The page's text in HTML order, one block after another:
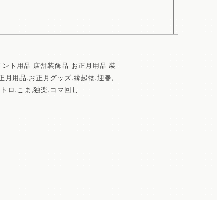
ト用品 店舗装飾品 お正月用品 装
月用品,お正月グッズ,縁起物,迎春,
ロ,こま,独楽,コマ回し